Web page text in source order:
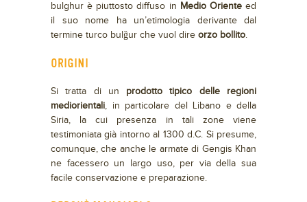
bulghur è piuttosto diffuso in Medio Orienteed
il suo nome ha un’etimologia derivante dal
termine turco bulğur che vuol dire orzo bollito.
ORIGINI
Si tratta di un prodotto tipico delle regioni
mediorientali, in particolare del Libano e della
Siria, la cui presenza in tali zone viene
testimoniata già intorno al 1300 d.C. Si presume,
comunque, che anche le armate di Gengis Khan
ne facessero un largo uso, per via della sua
facile conservazione e preparazione.